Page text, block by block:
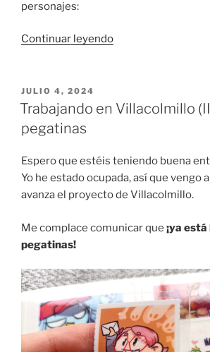
personajes:
Continuar leyendo«Trabajando
cartas
PUBLICADO
EL
JULIO 4, 2024
Trabajando en Villacolmillo
pegatinas
Espero que estéis teniendo buena
Yo he estado ocupada, así que vengo
avanza el proyecto de Villacolmillo.
Me complace comunicar que ¡ya
pegatinas!